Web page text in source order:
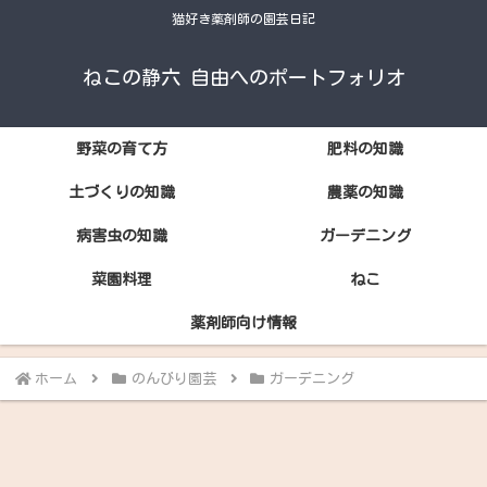
猫好き薬剤師の園芸日記
ねこの静六 自由へのポートフォリオ
野菜の育て方 肥料の知識
土づくりの知識 農薬の知識
病害虫の知識 ガーデニング
菜園料理 ねこ
薬剤師向け情報
ホーム のんびり園芸 ガーデニング